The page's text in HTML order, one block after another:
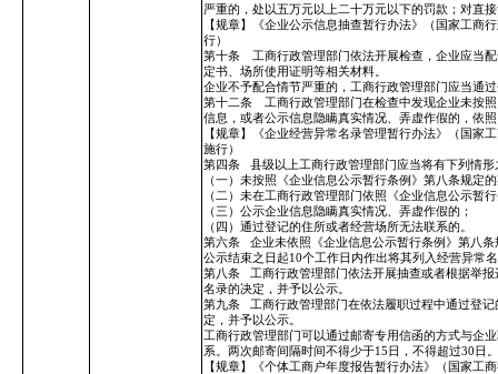
严重的，处以五万元以上二十万元以下的罚款；对直
【规章】《企业公示信息抽查暂行办法》（国家工
行）
第十条 工商行政管理部门依法开展检查，企业应当
定书、场所使用证明等相关材料。
企业不予配合情节严重的，工商行政管理部门应当通
第十二条 工商行政管理部门在检查中发现企业未按
信息，或者公示信息隐瞒真实情况、弄虚作假的，依
【规章】《企业经营异常名录管理暂行办法》（国
施行）
第四条
县级以上工商行政管理部门应当将有下列情
（一）未按照《企业信息公示暂行条例》第八条规定
（二）未在工商行政管理部门依照《企业信息公示暂
（三）公示企业信息隐瞒真实情况、弄虚作假的；
（四）通过登记的住所或者经营场所无法联系的。
第六条
企业未依照《企业信息公示暂行条例》第八
公示结束之日起10个工作日内作出将其列入经营异常
第八条
工商行政管理部门依法开展抽查或者根据举
名录的决定，并予以公示。
第九条
工商行政管理部门在依法履职过程中通过登
定，并予以公示。
工商行政管理部门可以通过邮寄专用信函的方式与企
系。两次邮寄间隔时间不得少于15日，不得超过30日。
【规章】《个体工商户年度报告暂行办法》（国家工